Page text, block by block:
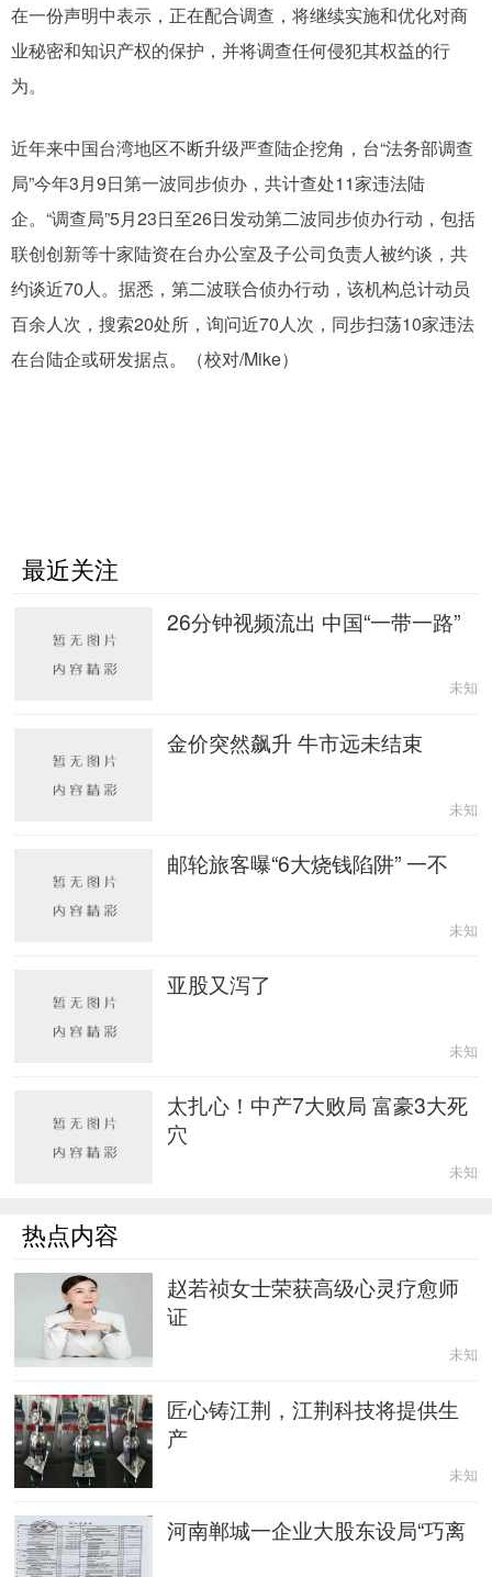
在一份声明中表示，正在配合调查，将继续实施和优化对商
业秘密和知识产权的保护，并将调查任何侵犯其权益的行
为。
近年来中国台湾地区不断升级严查陆企挖角，台“法务部调查
局”今年3月9日第一波同步侦办，共计查处11家违法陆
企。“调查局”5月23日至26日发动第二波同步侦办行动，包括
联创创新等十家陆资在台办公室及子公司负责人被约谈，共
约谈近70人。据悉，第二波联合侦办行动，该机构总计动员
百余人次，搜索20处所，询问近70人次，同步扫荡10家违法
在台陆企或研发据点。（校对/Mike）
最近关注
26分钟视频流出 中国“一带一路”
未知
金价突然飙升 牛市远未结束
未知
邮轮旅客曝“6大烧钱陷阱” 一不
未知
亚股又泻了
未知
太扎心！中产7大败局 富豪3大死
穴
未知
热点内容
赵若祯女士荣获高级心灵疗愈师
证
未知
匠心铸江荆，江荆科技将提供生
产
未知
河南郸城一企业大股东设局“巧离